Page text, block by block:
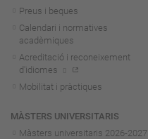
Preus i beques
Calendari i normatives
acadèmiques
Acreditació i reconeixement
d'idiomes
Mobilitat i pràctiques
MÀSTERS UNIVERSITARIS
Màsters universitaris 2026-2027